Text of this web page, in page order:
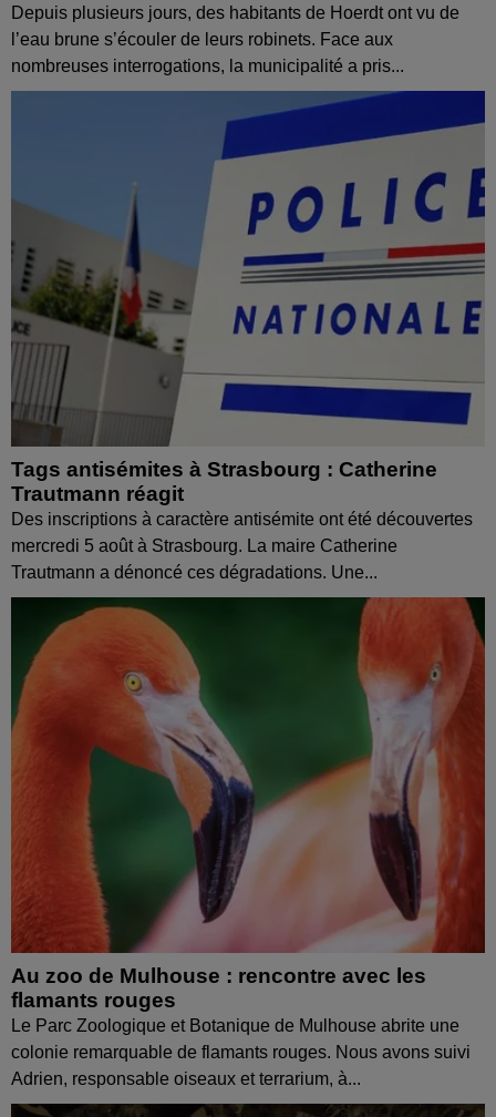
Depuis plusieurs jours, des habitants de Hoerdt ont vu de
l’eau brune s’écouler de leurs robinets. Face aux
nombreuses interrogations, la municipalité a pris...
Tags antisémites à Strasbourg : Catherine
Trautmann réagit
Des inscriptions à caractère antisémite ont été découvertes
mercredi 5 août à Strasbourg. La maire Catherine
Trautmann a dénoncé ces dégradations. Une...
Au zoo de Mulhouse : rencontre avec les
flamants rouges
Le Parc Zoologique et Botanique de Mulhouse abrite une
colonie remarquable de flamants rouges. Nous avons suivi
Adrien, responsable oiseaux et terrarium, à...